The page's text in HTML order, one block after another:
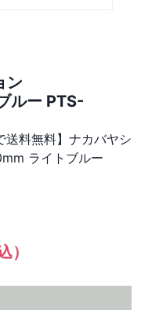
ン
ルー PTS-
送料無料】ナカバヤシ
ライトブルー
）